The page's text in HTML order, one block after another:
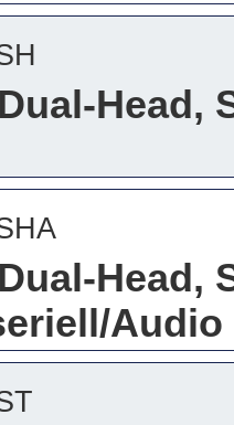
Head,
Head,
Audio